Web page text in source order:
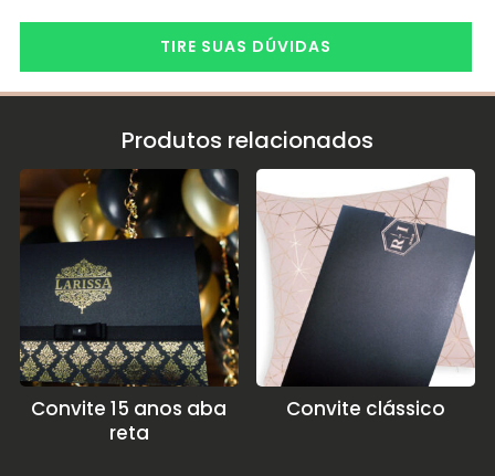
TIRE SUAS DÚVIDAS
Produtos relacionados
Convite 15 anos aba
reta
Convite clássico